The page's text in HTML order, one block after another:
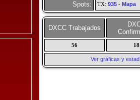
Spots:
TX: 935- Mapa
DXCC Trabajados
56 18
Ver gráficas y